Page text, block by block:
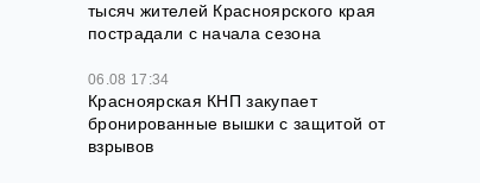
тысяч жителей Красноярского края
пострадали с начала сезона
06.08 17:34
Красноярская КНП закупает
бронированные вышки с защитой от
взрывов